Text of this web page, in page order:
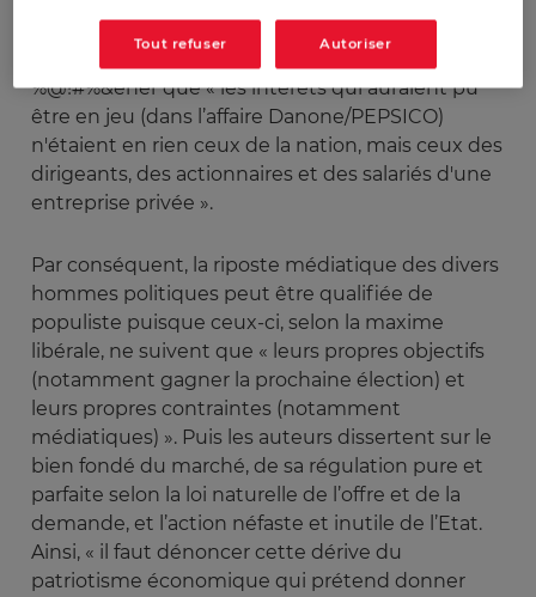
%@!#%&éner que « les intérêts qui auraient pu
être en jeu (dans l’affaire Danone/PEPSICO)
n'étaient en rien ceux de la nation, mais ceux des
dirigeants, des actionnaires et des salariés d'une
entreprise privée ».
Par conséquent, la riposte médiatique des divers
hommes politiques peut être qualifiée de
populiste puisque ceux-ci, selon la maxime
libérale, ne suivent que « leurs propres objectifs
(notamment gagner la prochaine élection) et
leurs propres contraintes (notamment
médiatiques) ». Puis les auteurs dissertent sur le
bien fondé du marché, de sa régulation pure et
parfaite selon la loi naturelle de l’offre et de la
demande, et l’action néfaste et inutile de l’Etat.
Ainsi, « il faut dénoncer cette dérive du
patriotisme économique qui prétend donner
Tout refuser Autoriser